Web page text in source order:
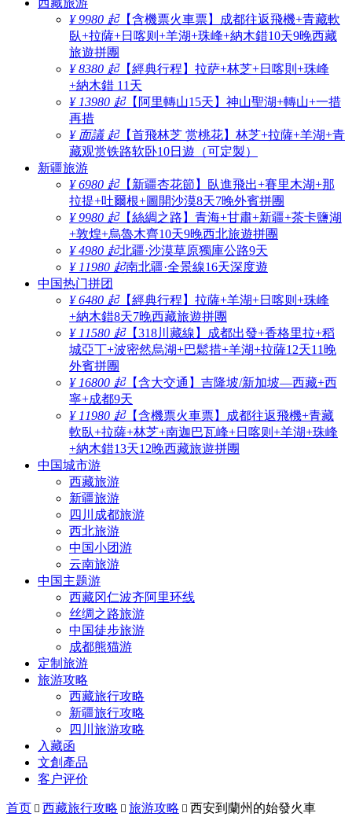
西藏旅游
¥ 9980 起【含機票火車票】成都往返飛機+青藏軟
臥+拉薩+日喀则+羊湖+珠峰+納木錯10天9晚西藏
旅遊拼團
¥ 8380 起【經典行程】拉萨+林芝+日喀則+珠峰
+納木錯 11天
¥ 13980 起【阿里轉山15天】神山聖湖+轉山+一措
再措
¥ 面議 起【首飛林芝 赏桃花】林芝+拉薩+羊湖+青
藏观赏铁路软卧10日遊（可定製）
新疆旅游
¥ 6980 起【新疆杏花節】臥進飛出+賽里木湖+那
拉提+吐爾根+圖開沙漠8天7晚外賓拼團
¥ 9980 起【絲綢之路】青海+甘肅+新疆+茶卡鹽湖
+敦煌+烏魯木齊10天9晚西北旅遊拼團
¥ 4980 起北疆·沙漠草原獨庫公路9天
¥ 11980 起南北疆·全景線16天深度遊
中国热门拼团
¥ 6480 起【經典行程】拉薩+羊湖+日喀则+珠峰
+納木錯8天7晚西藏旅遊拼團
¥ 11580 起【318川藏線】成都出發+香格里拉+稻
城亞丁+波密然烏湖+巴鬆措+羊湖+拉薩12天11晚
外賓拼團
¥ 16800 起【含大交通】吉隆坡/新加坡—西藏+西
寧+成都9天
¥ 11980 起【含機票火車票】成都往返飛機+青藏
軟臥+拉薩+林芝+南迦巴瓦峰+日喀则+羊湖+珠峰
+納木錯13天12晚西藏旅遊拼團
中国城市游
西藏旅游
新疆旅游
四川成都旅游
西北旅游
中国小团游
云南旅游
中国主题游
西藏冈仁波齐阿里环线
丝绸之路旅游
中国徒步旅游
成都熊猫游
定制旅游
旅游攻略
西藏旅行攻略
新疆旅行攻略
四川旅游攻略
入藏函
文創產品
客户评价
首页  西藏旅行攻略  旅游攻略  西安到蘭州的始發火車